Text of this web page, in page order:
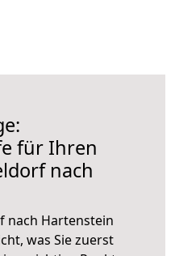
für Ihren
nach
nach Hartenstein
was Sie zuerst